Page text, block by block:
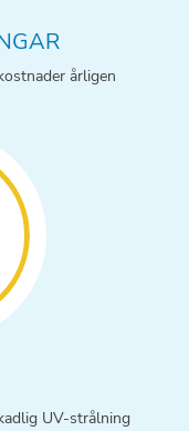
årligen
UV-strålning